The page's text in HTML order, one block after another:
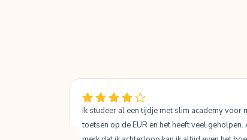
Ik studeer al een tijdje met slim academy voor
toetsen op de EUR en het heeft veel geholpen.